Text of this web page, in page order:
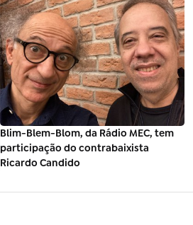
Blim-Blem-Blom, da Rádio MEC, tem
participação do contrabaixista
Ricardo Candido